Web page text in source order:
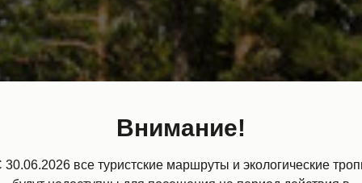
Внимание!
30.06.2026 все туристские маршруты и экологические